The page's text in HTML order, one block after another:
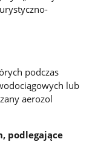
podczas
lub
aerozol
podlegające